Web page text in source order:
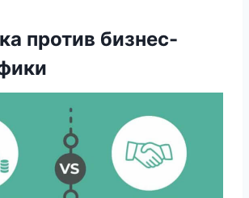
против бизнес-